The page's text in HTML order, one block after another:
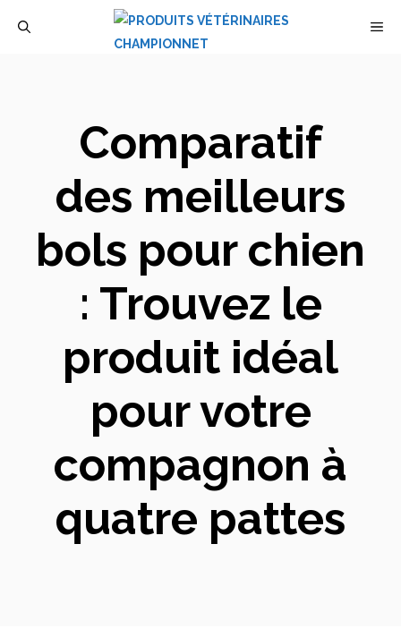
Comparatif
des meilleurs
bols pour chien
: Trouvez le
produit idéal
pour votre
compagnon à
quatre pattes